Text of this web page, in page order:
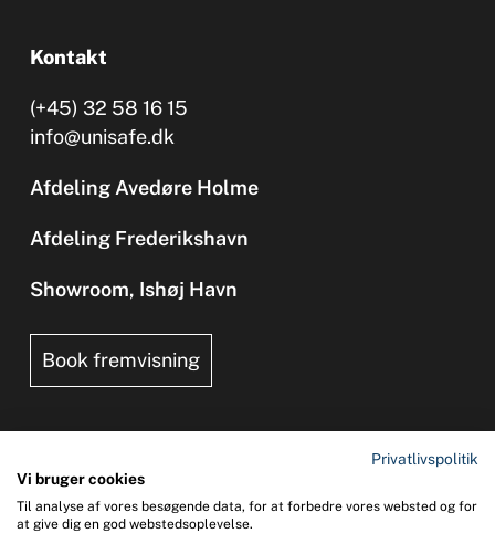
Kontakt
(+45) 32 58 16 15
info@unisafe.dk
Afdeling Avedøre Holme
Afdeling Frederikshavn
Showroom, Ishøj Havn
Book fremvisning
Copyright 2026 © UNI-SAFE Safety at Sea
Privatlivspolitik
Vi bruger cookies
Til analyse af vores besøgende data, for at forbedre vores websted og for
at give dig en god webstedsoplevelse.